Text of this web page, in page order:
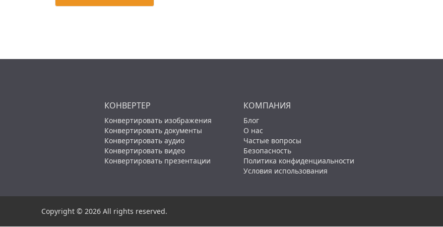
КОНВЕРТЕР
Конвертировать изображения
Конвертировать документы
Конвертировать аудио
Конвертировать видео
Конвертировать презентации
КОМПАНИЯ
Блог
О нас
Частые вопросы
Безопасность
Политика конфиденциальности
Условия использования
Copyright © 2026 All rights reserved.